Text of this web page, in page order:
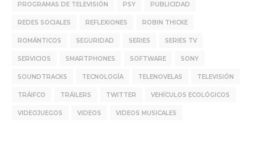
PROGRAMAS DE TELEVISIÓN PSY PUBLICIDAD
REDES SOCIALES REFLEXIONES ROBIN THICKE
ROMÁNTICOS SEGURIDAD SERIES SERIES TV
SERVICIOS SMARTPHONES SOFTWARE SONY
SOUNDTRACKS TECNOLOGÍA TELENOVELAS TELEVISIÓN
TRÁIFCO TRÁILERS TWITTER VEHÍCULOS ECOLÓGICOS
VIDEOJUEGOS VIDEOS VIDEOS MUSICALES